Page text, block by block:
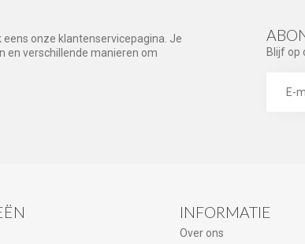
onze klantenservicepagina. Je
en verschillende manieren om
Blijf op
INFORMATIE
Over ons